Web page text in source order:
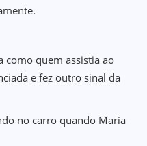
como quem assistia ao
e fez outro sinal da
no carro quando Maria